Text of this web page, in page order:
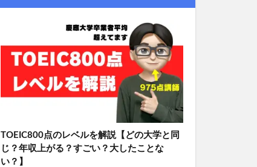
TOEIC800点のレベルを解説【どの大学と同
じ？年収上がる？すごい？大したことな
い？】